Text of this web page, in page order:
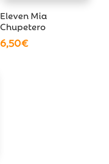
Eleven Mia
Chupetero
6,50€